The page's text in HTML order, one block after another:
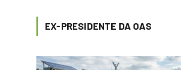
EX-PRESIDENTE DA OAS